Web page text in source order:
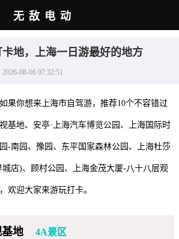
无敌电动
地，上海一日游最好的地方
08-06 07:32:51
果你想来上海市自驾游，推荐10个不容错过
基地、安亭·上海汽车博览公园、上海国际时
-南园、豫园、东平国家森林公园、上海杜莎
店)、顾村公园、上海金茂大厦-八十八层观
欢迎大家来游玩打卡。
地 4A景区